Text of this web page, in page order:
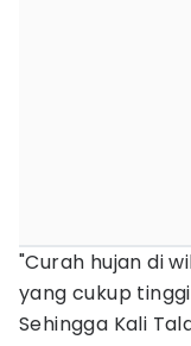
"Curah hujan di
yang cukup
Sehingga Kali